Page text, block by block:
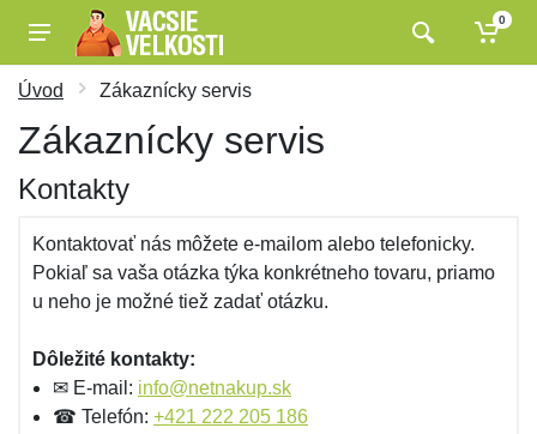
0
Úvod Zákaznícky servis
Zákaznícky servis
Kontakty
Kontaktovať nás môžete e-mailom alebo telefonicky.
Pokiaľ sa vaša otázka týka konkrétneho tovaru, priamo
u neho je možné tiež zadať otázku.
Dôležité kontakty:
✉ E-mail: info@netnakup.sk
☎ Telefón: +421 222 205 186